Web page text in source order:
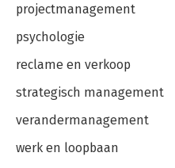
projectmanagement
psychologie
reclame en verkoop
strategisch management
verandermanagement
werk en loopbaan